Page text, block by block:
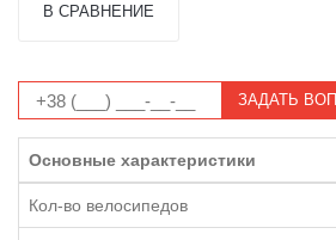
В СРАВНЕНИЕ
ЗАДАТЬ
Основные характеристики
Кол-во велосипедов